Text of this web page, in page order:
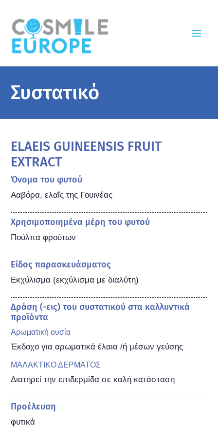
Συστατικό
ELAEIS GUINEENSIS FRUIT
EXTRACT
Όνομα του φυτού
Ααβόρα, ελαΐς της Γουινέας
Χρησιμοποιημένα μέρη του φυτού
Πούλπα φρούτων
Είδος παρασκευάσματος
Εκχύλισμα (εκχύλισμα με διαλύτη)
Δράση (-εις) του συστατικού στα καλλυντικά
προϊόντα
Αρωματική ουσία
Έκδοχο για αρωματικά έλαια /ή μέσων γεύσης
ΜΑΛΑΚΤΙΚΟ ΔΕΡΜΑΤΟΣ
Διατηρεί την επιδερμίδα σε καλή κατάσταση
Προέλευση
φυτικά